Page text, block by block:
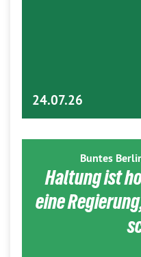
24.07.26
Buntes
Haltung ist
eine